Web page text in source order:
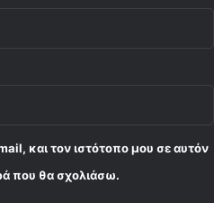
και τον ιστότοπο μου σε αυτόν
που θα σχολιάσω.